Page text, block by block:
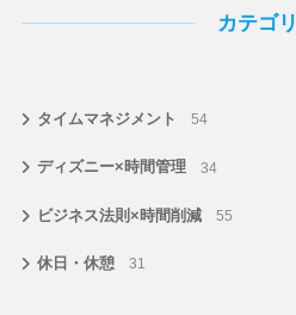
カテゴ
タイムマネジメント 54
ディズニー×時間管理 34
ビジネス法則×時間削減 55
休日・休憩 31